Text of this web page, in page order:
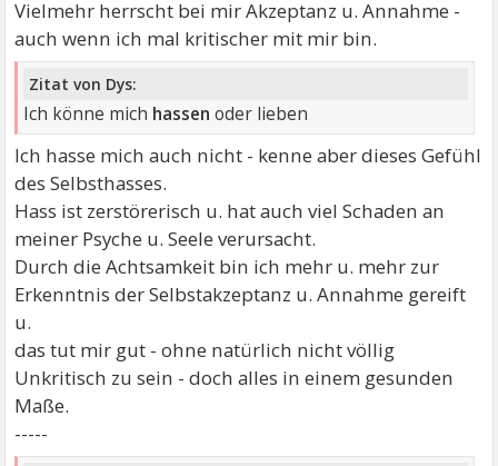
Vielmehr herrscht bei mir Akzeptanz u. Annahme -
auch wenn ich mal kritischer mit mir bin.
Zitat von Dys:
Ich könne mich hassen oder lieben
Ich hasse mich auch nicht - kenne aber dieses Gefühl
des Selbsthasses.
Hass ist zerstörerisch u. hat auch viel Schaden an
meiner Psyche u. Seele verursacht.
Durch die Achtsamkeit bin ich mehr u. mehr zur
Erkenntnis der Selbstakzeptanz u. Annahme gereift
u.
das tut mir gut - ohne natürlich nicht völlig
Unkritisch zu sein - doch alles in einem gesunden
Maße.
-----